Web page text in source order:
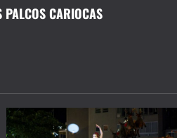
PALCOS CARIOCAS